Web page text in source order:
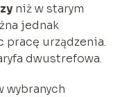
niż w starym
jednak
pracę urządzenia.
dwustrefowa.
wybranych